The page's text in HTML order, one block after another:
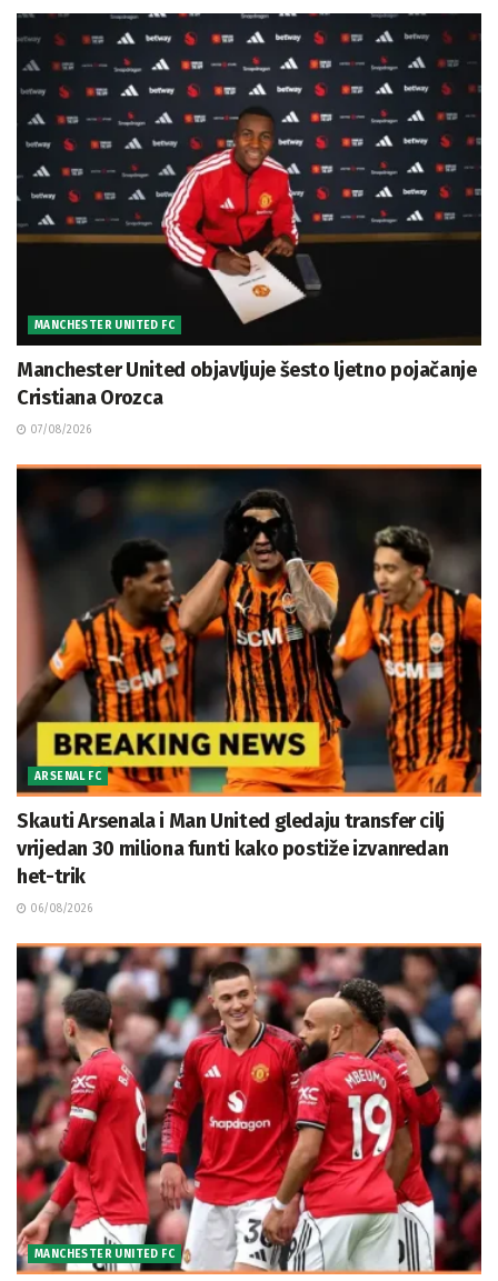
MANCHESTER UNITED FC
Manchester United objavljuje šesto ljetno pojačanje
Cristiana Orozca
07/08/2026
ARSENAL FC
Skauti Arsenala i Man United gledaju transfer cilj
vrijedan 30 miliona funti kako postiže izvanredan
het-trik
06/08/2026
MANCHESTER UNITED FC